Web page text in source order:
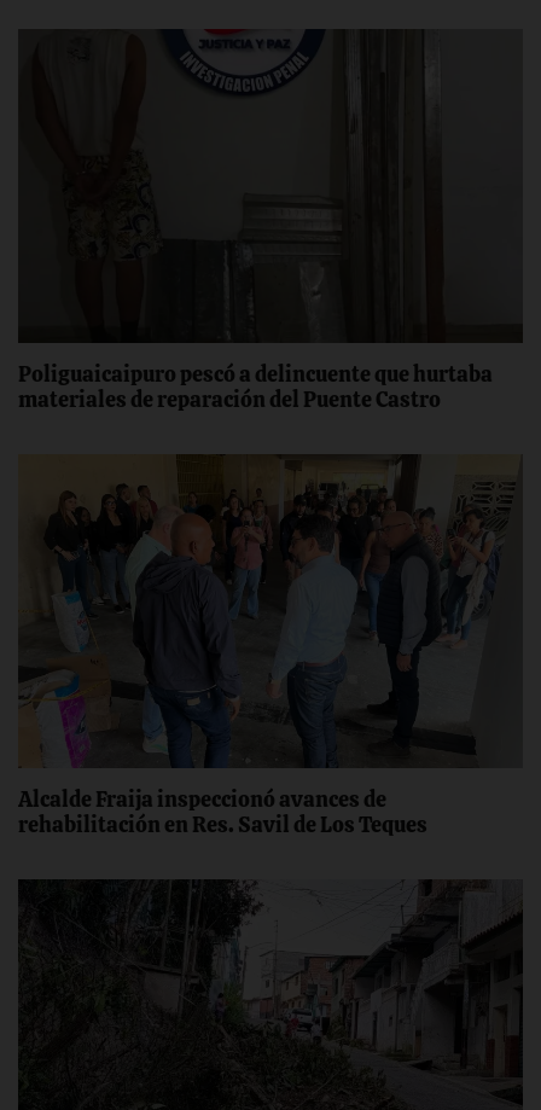
Poliguaicaipuro pescó a delincuente que hurtaba
materiales de reparación del Puente Castro
Alcalde Fraija inspeccionó avances de
rehabilitación en Res. Savil de Los Teques